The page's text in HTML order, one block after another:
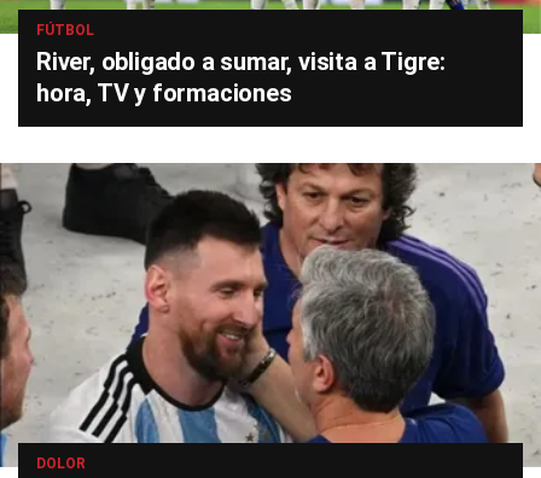
FÚTBOL
River, obligado a sumar, visita a Tigre:
hora, TV y formaciones
DOLOR